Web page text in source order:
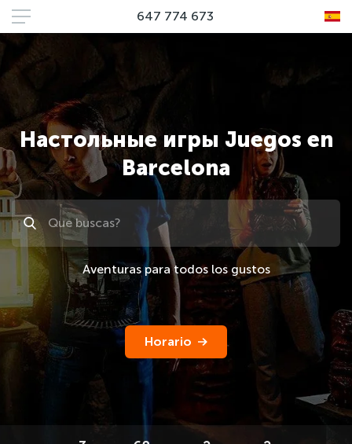
647 774 673
Настольные игры Juegos en
Barcelona
Поиск
Aventuras para todos los gustos
Horario